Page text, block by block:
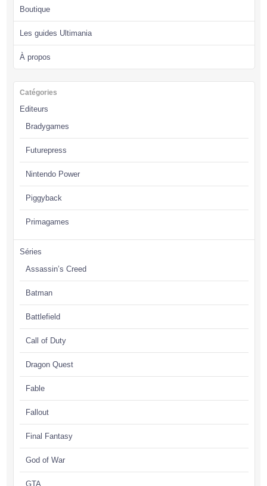
Boutique
Les guides Ultimania
À propos
Catégories
Editeurs
Bradygames
Futurepress
Nintendo Power
Piggyback
Primagames
Séries
Assassin’s Creed
Batman
Battlefield
Call of Duty
Dragon Quest
Fable
Fallout
Final Fantasy
God of War
GTA